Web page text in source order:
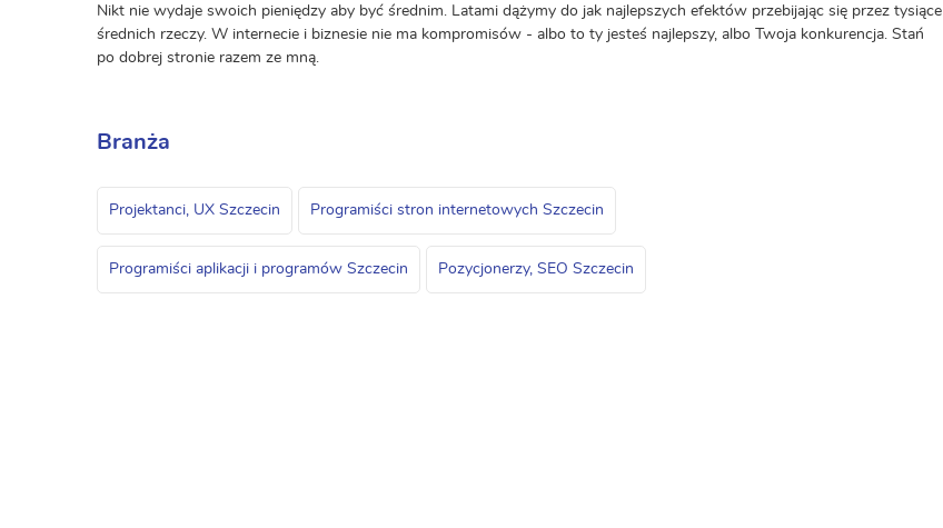
Nikt nie wydaje swoich pieniędzy aby być średnim. Latami dążymy do jak najlepszych efektów przebijając się przez tysiące
średnich rzeczy. W internecie i biznesie nie ma kompromisów - albo to ty jesteś najlepszy, albo Twoja konkurencja. Stań
po dobrej stronie razem ze mną.
Branża
Projektanci, UX Szczecin Programiści stron internetowych Szczecin
Programiści aplikacji i programów Szczecin Pozycjonerzy, SEO Szczecin